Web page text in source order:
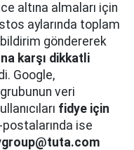
altına almaları için
aylarında toplam
bildirim göndererek
karşı dikkatli
Google,
veri
fidye için
postalarında ise